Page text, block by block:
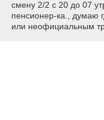
смену 2/2 с 20 до 07
пенсионер-ка., думаю
или неофициальным